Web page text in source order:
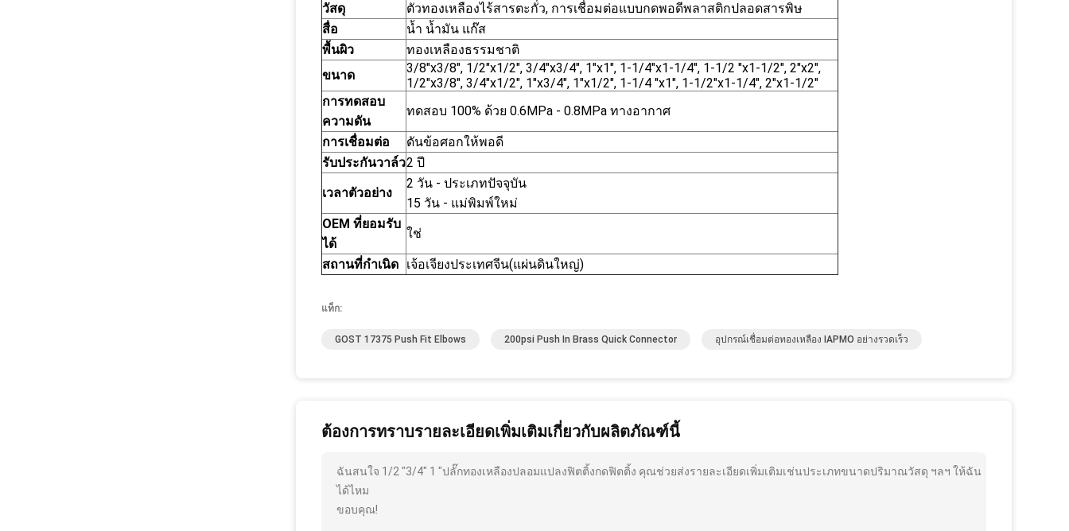
วัสดุ
ตัวทองเหลืองไร้สารตะกั่ว, การเชื่อมต่อแบบกดพอดีพลาสติกปลอดสารพิษ
สื่อ
น้ำ น้ำมัน แก๊ส
พื้นผิว
ทองเหลืองธรรมชาติ
ขนาด
3/8"x3/8", 1/2"x1/2", 3/4"x3/4", 1"x1", 1-1/4"x1-1/4", 1-1/2 "x1-1/2", 2"x2",
1/2"x3/8", 3/4"x1/2", 1"x3/4", 1"x1/2", 1-1/4 "x1", 1-1/2"x1-1/4", 2"x1-1/2"
การทดสอบ
ความดัน
ทดสอบ 100% ด้วย 0.6MPa - 0.8MPa ทางอากาศ
การเชื่อมต่อ
ดันข้อศอกให้พอดี
รับประกันวาล์ว2 ปี
เวลาตัวอย่าง
2 วัน - ประเภทปัจจุบัน
15 วัน - แม่พิมพ์ใหม่
OEM ที่ยอมรับ
ได้
ใช่
สถานที่กำเนิด เจ้อเจียงประเทศจีน(แผ่นดินใหญ่)
แท็ก:
GOST 17375 Push Fit Elbows 200psi Push In Brass Quick Connector อุปกรณ์เชื่อมต่อทองเหลือง IAPMO อย่างรวดเร็ว
ต้องการทราบรายละเอียดเพิ่มเติมเกี่ยวกับผลิตภัณฑ์นี้
ฉันสนใจ 1/2 "3/4" 1 "ปลั๊กทองเหลืองปลอมแปลงฟิตติ้งกดฟิตติ้ง คุณช่วยส่งรายละเอียดเพิ่มเติมเช่นประเภทขนาดปริมาณวัสดุ ฯลฯ ให้ฉัน
ได้ไหม
ขอบคุณ!